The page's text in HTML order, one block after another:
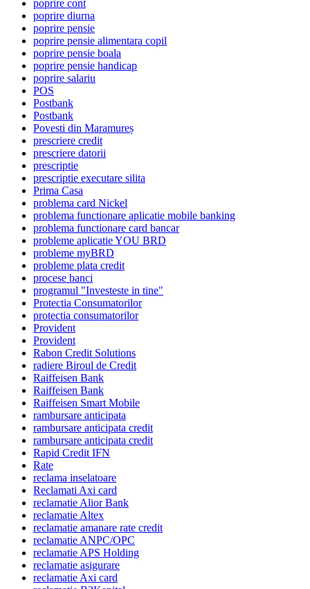
poprire cont
poprire diurna
poprire pensie
poprire pensie alimentara copil
poprire pensie boala
poprire pensie handicap
poprire salariu
POS
Postbank
Postbank
Povesti din Maramureș
prescriere credit
prescriere datorii
prescriptie
prescriptie executare silita
Prima Casa
problema card Nickel
problema functionare aplicatie mobile banking
problema functionare card bancar
probleme aplicatie YOU BRD
probleme myBRD
probleme plata credit
procese banci
programul "Investeste in tine"
Protectia Consumatorilor
protectia consumatorilor
Provident
Provident
Rabon Credit Solutions
radiere Biroul de Credit
Raiffeisen Bank
Raiffeisen Bank
Raiffeisen Smart Mobile
rambursare anticipata
rambursare anticipata credit
rambursare anticipata credit
Rapid Credit IFN
Rate
reclama inselatoare
Reclamati Axi card
reclamatie Alior Bank
reclamatie Altex
reclamatie amanare rate credit
reclamatie ANPC/OPC
reclamatie APS Holding
reclamatie asigurare
reclamatie Axi card